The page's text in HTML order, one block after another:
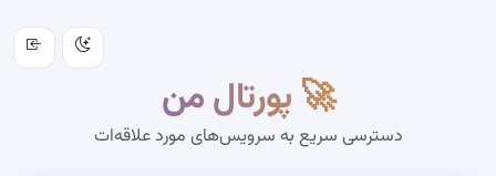
🚀 پورتال من
دسترسی سریع به سرویس‌های مورد علاقه‌ات